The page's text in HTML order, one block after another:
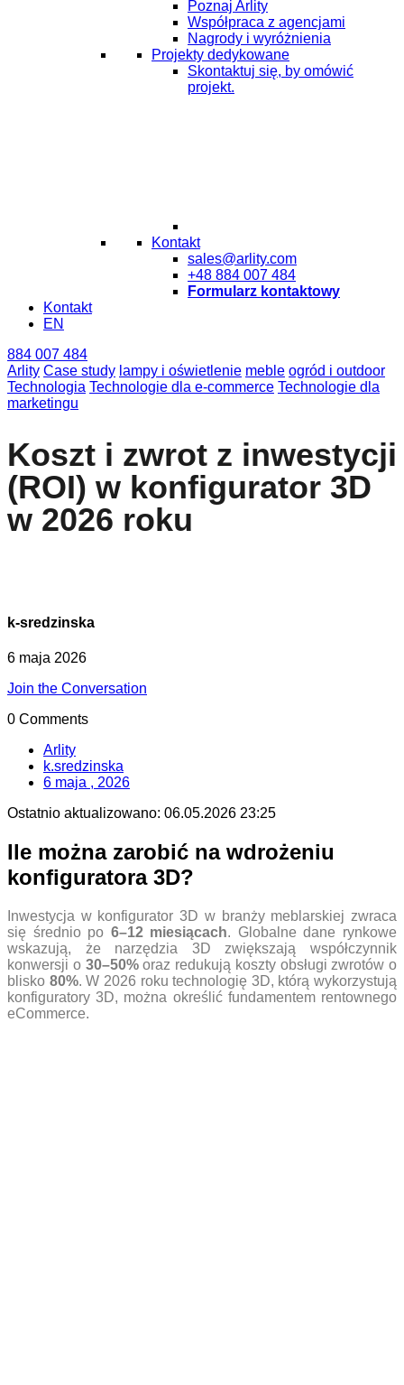
Poznaj Arlity
Współpraca z agencjami
Nagrody i wyróżnienia
Projekty dedykowane
Skontaktuj się, by omówić
projekt.
Kontakt
sales@arlity.com
+48 884 007 484
Formularz kontaktowy
Kontakt
EN
884 007 484
Arlity Case study lampy i oświetlenie meble ogród i outdoor
Technologia Technologie dla e-commerce Technologie dla
marketingu
Koszt i zwrot z inwestycji
(ROI) w konfigurator 3D
w 2026 roku
k-sredzinska
6 maja 2026
Join the Conversation
0 Comments
Arlity
k.sredzinska
6 maja , 2026
Ostatnio aktualizowano: 06.05.2026 23:25
Ile można zarobić na wdrożeniu
konfiguratora 3D?
Inwestycja w konfigurator 3D w branży meblarskiej zwraca
się średnio po 6–12 miesiącach. Globalne dane rynkowe
wskazują, że narzędzia 3D zwiększają współczynnik
konwersji o 30–50%oraz redukują koszty obsługi zwrotów o
blisko 80%. W 2026 roku technologię 3D, którą wykorzystują
konfiguratory 3D, można określić fundamentem rentownego
eCommerce.